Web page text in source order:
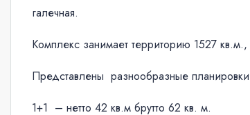
галечная.
Комплекс занимает территорию 1527
Представлены разнообразные
1+1 – нетто 42 кв.м брутто 62 кв. м.